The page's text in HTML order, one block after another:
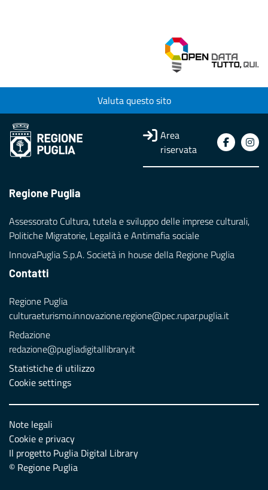
Valuta questo sito
Area
riservata
Regione Puglia
Assessorato Cultura, tutela e sviluppo delle imprese culturali,
Politiche Migratorie, Legalità e Antimafia sociale
InnovaPuglia S.p.A. Società in house della Regione Puglia
Contatti
Regione Puglia
culturaeturismo.innovazione.regione@pec.rupar.puglia.it
Redazione
redazione@pugliadigitallibrary.it
Statistiche di utilizzo
Cookie settings
Note legali
Cookie e privacy
Il progetto Puglia Digital Library
© Regione Puglia